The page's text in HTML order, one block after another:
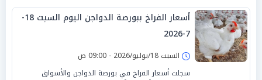
أسعار الفراخ ببورصة الدواجن اليوم السبت 18-
7-2026
السبت 18/يوليو/2026 - 09:00 ص
سجلت أسعار الفراخ في بورصة الدواجن والأسواق